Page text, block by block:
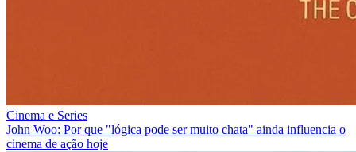
Cinema e Series
John Woo: Por que "lógica pode ser muito chata" ainda influencia o
cinema de ação hoje